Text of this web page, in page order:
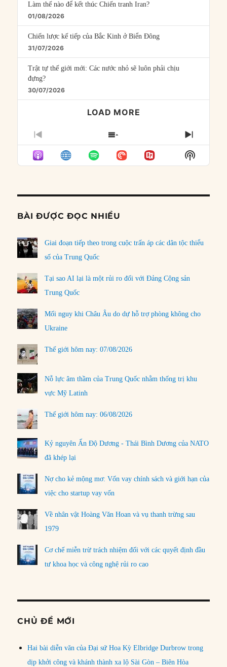
Làm thế nào để kết thúc Chiến tranh Iran?
01/08/2026
Chiến lược kế tiếp của Bắc Kinh ở Biển Đông
31/07/2026
Trật tự thế giới mới: Các nước nhỏ sẽ luôn phải chịu
đựng?
30/07/2026
LOAD MORE
PREVIOUS
EPISODE
SHOW
EPISODES
LIST
NEXT
Show
Podcast
BÀI ĐƯỢC ĐỌC NHIỀU
Giai đoạn tiếp theo trong cuộc trấn áp các dân tộc thiểu
số của Trung Quốc
Tại sao AI lại là một rủi ro đối với Đảng Cộng sản
Trung Quốc
Mối nguy khi Châu Âu do dự hỗ trợ phòng không cho
Ukraine
Thế giới hôm nay: 07/08/2026
Nỗ lực âm thầm của Trung Quốc nhằm thống trị khu
vực Mỹ Latinh
Thế giới hôm nay: 06/08/2026
Kỷ nguyên Ấn Độ Dương - Thái Bình Dương của NATO
đã khép lại
Nợ cho kẻ mộng mơ: Vốn vay chính sách và giới hạn của
việc cho startup vay vốn
Về nhân vật Hoàng Văn Hoan và vụ thanh trừng sau
1979
Cơ chế miễn trừ trách nhiệm đối với các quyết định đầu
tư khoa học và công nghệ rủi ro cao
CHỦ ĐỀ MỚI
Hai bài diễn văn của Đại sứ Hoa Kỳ Elbridge Durbrow trong
dịp khởi công và khánh thành xa lộ Sài Gòn – Biên Hòa